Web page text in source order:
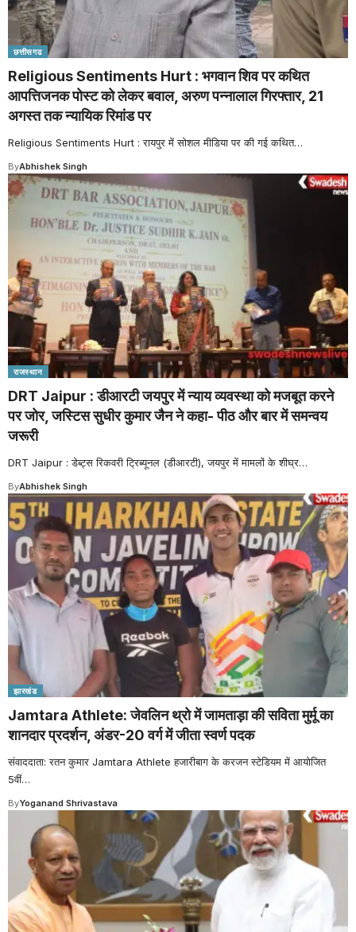
छत्तीसगढ
Religious Sentiments Hurt : भगवान शिव पर कथित
आपत्तिजनक पोस्ट को लेकर बवाल, अरुण पन्नालाल गिरफ्तार, 21
अगस्त तक न्यायिक रिमांड पर
Religious Sentiments Hurt : रायपुर में सोशल मीडिया पर की गई कथित…
ByAbhishek Singh
राजस्थान
DRT Jaipur : डीआरटी जयपुर में न्याय व्यवस्था को मजबूत करने
पर जोर, जस्टिस सुधीर कुमार जैन ने कहा- पीठ और बार में समन्वय
जरूरी
DRT Jaipur : डेब्ट्स रिकवरी ट्रिब्यूनल (डीआरटी), जयपुर में मामलों के शीघ्र…
ByAbhishek Singh
झारखंड
Jamtara Athlete: जेवलिन थ्रो में जामताड़ा की सविता मुर्मू का
शानदार प्रदर्शन, अंडर-20 वर्ग में जीता स्वर्ण पदक
संवाददाता: रतन कुमार Jamtara Athlete हजारीबाग के करजन स्टेडियम में आयोजित
5वीं…
ByYoganand Shrivastava